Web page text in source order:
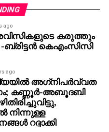
ജെ.എസ്.സി.എ
ആദ്യ
ago
കരുത്തും
കെഎംസിസി
ago
അഗ്‌നിപര്‍വ്വത
കണ്ണൂർ-അബൂദബി
നിന്നുള്ള
റദ്ദാക്കി